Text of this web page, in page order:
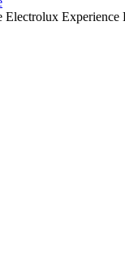
Electrolux